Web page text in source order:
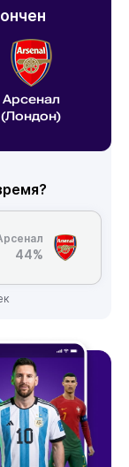
Арсенал
(Лондон)
44%